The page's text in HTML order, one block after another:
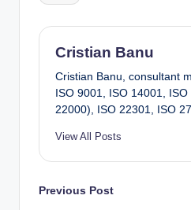
Cristian Banu
Cristian Banu, consultant
ISO 9001, ISO 14001,
22000), ISO 22301, ISO
View All Posts
Post
Previous Post